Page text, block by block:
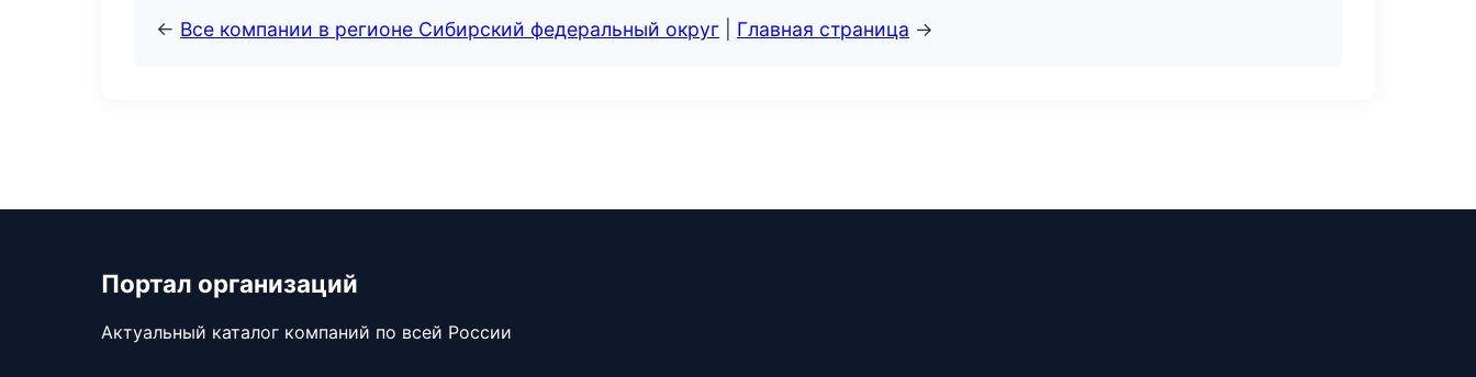
← Все компании в регионе Сибирский федеральный округ Главная страница →
Портал организаций
Актуальный каталог компаний по всей России